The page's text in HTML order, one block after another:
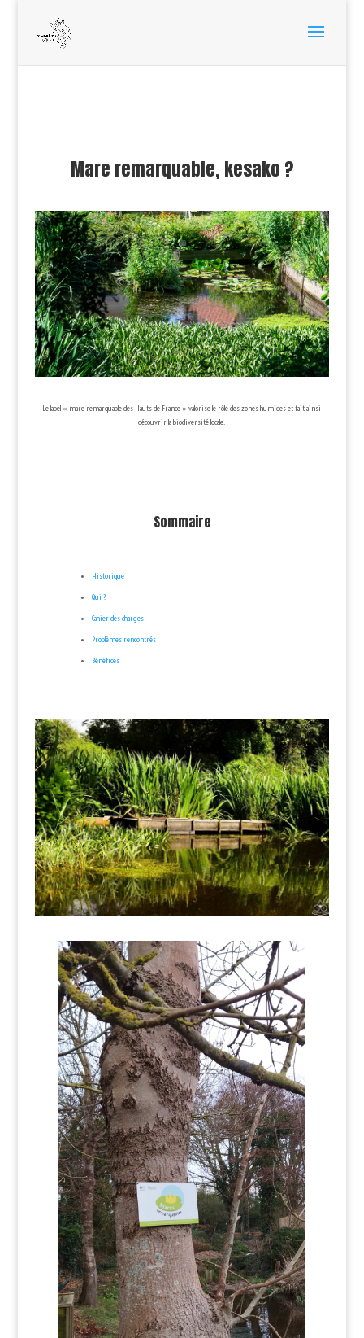
Mare remarquable, kesako ?
Le label « mare remarquable des Hauts de France » valorise le rôle des zones humides et fait ainsi
découvrir la biodiversité locale.
Sommaire
Historique
Qui ?
Cahier des charges
Problèmes rencontrés
Bénéfices